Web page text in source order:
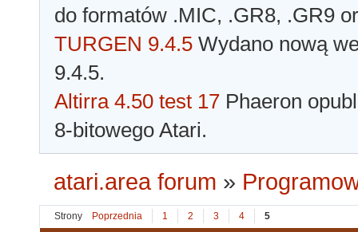
do formatów .MIC, .GR8, .GR9
TURGEN 9.4.5 Wydano nową
9.4.5.
Altirra 4.50 test 17 Phaeron
8-bitowego Atari.
atari.area forum »
Strony Poprzednia 1 2 3 4 5